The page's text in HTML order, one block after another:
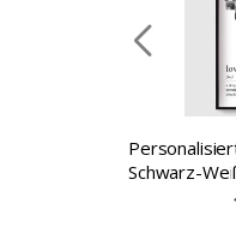
Schwarz-